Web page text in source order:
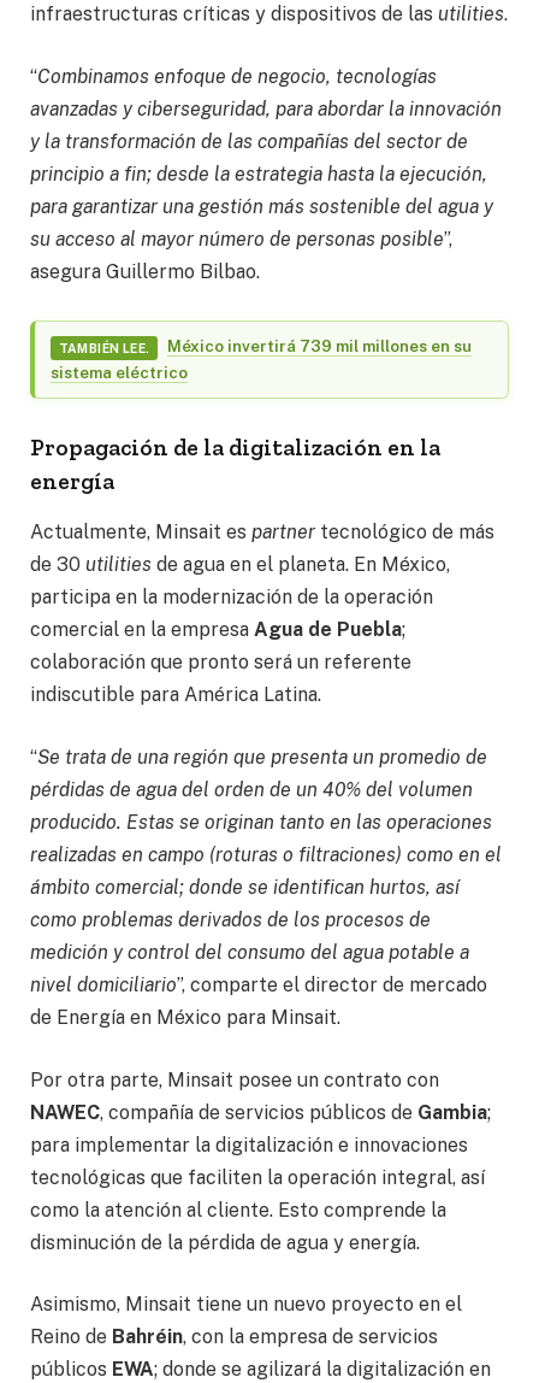
infraestructuras críticas y dispositivos de las utilities.
“Combinamos enfoque de negocio, tecnologías
avanzadas y ciberseguridad, para abordar la innovación
y la transformación de las compañías del sector de
principio a fin; desde la estrategia hasta la ejecución,
para garantizar una gestión más sostenible del agua y
su acceso al mayor número de personas posible”,
asegura Guillermo Bilbao.
TAMBIÉN LEE.
México invertirá 739 mil millones en su
sistema eléctrico
Propagación de la digitalización en la
energía
Actualmente, Minsait es partner tecnológico de más
de 30 utilities de agua en el planeta. En México,
participa en la modernización de la operación
comercial en la empresa Agua de Puebla;
colaboración que pronto será un referente
indiscutible para América Latina.
“Se trata de una región que presenta un promedio de
pérdidas de agua del orden de un 40% del volumen
producido. Estas se originan tanto en las operaciones
realizadas en campo (roturas o filtraciones) como en el
ámbito comercial; donde se identifican hurtos, así
como problemas derivados de los procesos de
medición y control del consumo del agua potable a
nivel domiciliario”, comparte el director de mercado
de Energía en México para Minsait.
Por otra parte, Minsait posee un contrato con
NAWEC, compañía de servicios públicos de Gambia;
para implementar la digitalización e innovaciones
tecnológicas que faciliten la operación integral, así
como la atención al cliente. Esto comprende la
disminución de la pérdida de agua y energía.
Asimismo, Minsait tiene un nuevo proyecto en el
Reino de Bahréin, con la empresa de servicios
públicos EWA; donde se agilizará la digitalización en